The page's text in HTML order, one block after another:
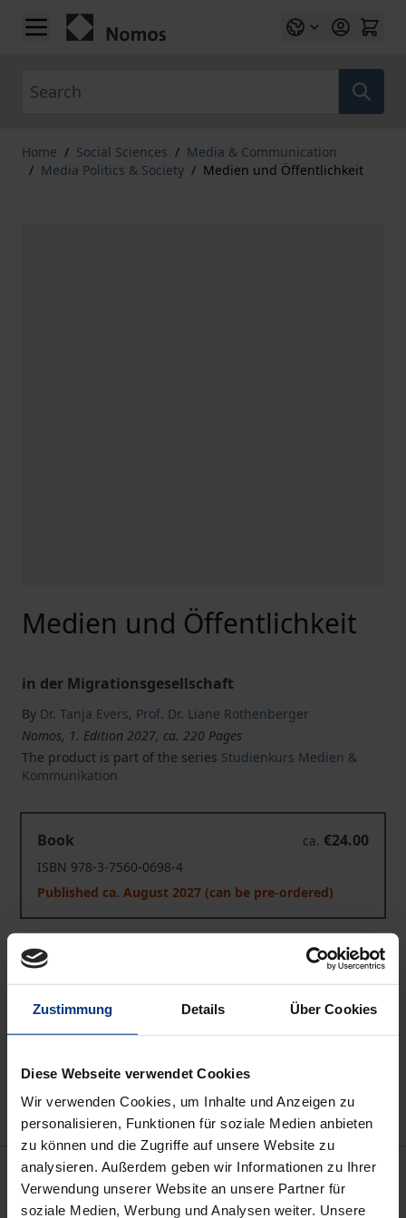
Zustimmung Details Über Cookies
Diese Webseite verwendet Cookies
Wir verwenden Cookies, um Inhalte und Anzeigen zu
personalisieren, Funktionen für soziale Medien anbieten
zu können und die Zugriffe auf unsere Website zu
analysieren. Außerdem geben wir Informationen zu Ihrer
Verwendung unserer Website an unsere Partner für
soziale Medien, Werbung und Analysen weiter. Unsere
Skip to Content
Home / Social Sciences / Media & Communication
/ Media Politics & Society / Medien und Öffentlichkeit
Medien und Öffentlichkeit
in der Migrationsgesellschaft
By Dr. Tanja Evers, Prof. Dr. Liane Rothenberger
Nomos, 1. Edition 2027, ca. 220 Pages
The product is part of the series Studienkurs Medien &
Kommunikation
Book
ca. €24.00
ISBN 978-3-7560-0698-4
Published ca. August 2027 (can be pre-ordered)
Prices include VAT. Depending on the delivery address, VAT
may vary at checkout.
Delivery cost notice
Description